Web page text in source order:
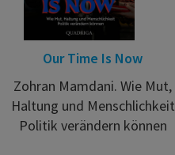
Our Time Is Now
Zohran Mamdani. Wie Mut,
Haltung und Menschlichkeit
Politik verändern können